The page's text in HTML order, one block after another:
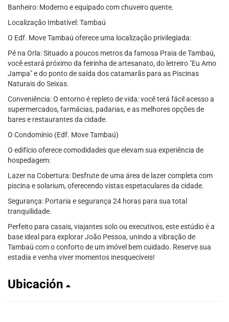
Banheiro: Moderno e equipado com chuveiro quente.
Localização Imbatível: Tambaú
O Edf. Move Tambaú oferece uma localização privilegiada:
Pé na Orla: Situado a poucos metros da famosa Praia de Tambaú,
você estará próximo da feirinha de artesanato, do letreiro "Eu Amo
Jampa" e do ponto de saída dos catamarãs para as Piscinas
Naturais do Seixas.
Conveniência: O entorno é repleto de vida: você terá fácil acesso a
supermercados, farmácias, padarias, e as melhores opções de
bares e restaurantes da cidade.
O Condomínio (Edf. Move Tambaú)
O edifício oferece comodidades que elevam sua experiência de
hospedagem:
Lazer na Cobertura: Desfrute de uma área de lazer completa com
piscina e solarium, oferecendo vistas espetaculares da cidade.
Segurança: Portaria e segurança 24 horas para sua total
tranquilidade.
Perfeito para casais, viajantes solo ou executivos, este estúdio é a
base ideal para explorar João Pessoa, unindo a vibração de
Tambaú com o conforto de um imóvel bem cuidado. Reserve sua
estadia e venha viver momentos inesquecíveis!
Ubicación